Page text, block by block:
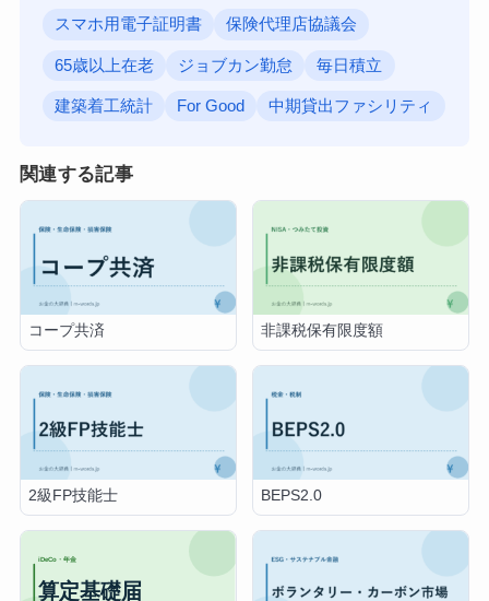
スマホ用電子証明書 保険代理店協議会
65歳以上在老 ジョブカン勤怠 毎日積立
建築着工統計 For Good 中期貸出ファシリティ
関連する記事
コープ共済 非課税保有限度額
2級FP技能士 BEPS2.0